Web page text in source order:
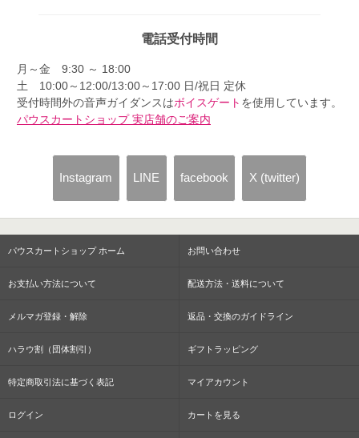
電話受付時間
月～金 9:30 ～ 18:00
土 10:00～12:00/13:00～17:00 日/祝日 定休
受付時間外の音声ガイダンスはボイスゲート を使用しています。
パウスカートショップ 実店舗のご案内
Instagram LINE facebook X (twitter)
パウスカートショップ ホーム お問い合わせ
お支払い方法について 配送方法・送料について
メルマガ登録・解除 返品・交換のガイドライン
ハラウ割（団体割引） ギフトラッピング
特定商取引法に基づく表記 マイアカウント
ログイン カートを見る